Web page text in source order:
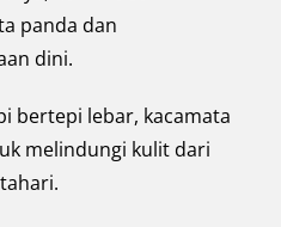
panda dan
dini.
bertepi lebar, kacamata
melindungi kulit dari